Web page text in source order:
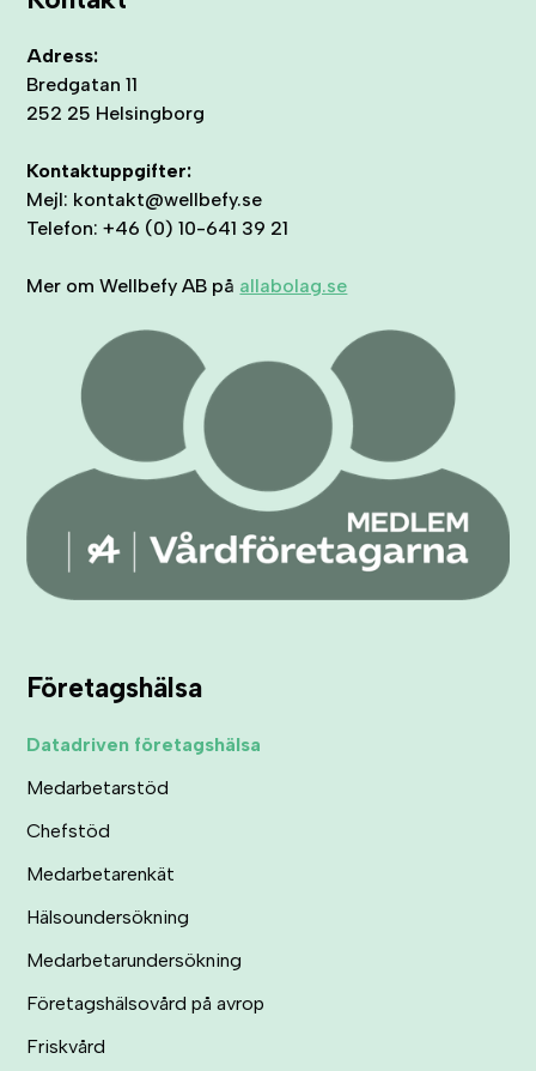
Företagshälsa
Datadriven företagshälsa
Medarbetarstöd
Chefstöd
Medarbetarenkät
Hälsoundersökning
Medarbetarundersökning
Företagshälsovård på avrop
Friskvård
Adress:
Bredgatan 11
252 25 Helsingborg
Kontaktuppgifter:
Mejl: kontakt@wellbefy.se
Telefon: +46 (0) 10-641 39 21
Mer om Wellbefy AB på allabolag.se